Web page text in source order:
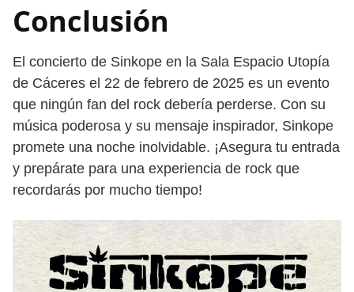
Conclusión
El concierto de Sinkope en la Sala Espacio Utopía
de Cáceres el 22 de febrero de 2025 es un evento
que ningún fan del rock debería perderse. Con su
música poderosa y su mensaje inspirador, Sinkope
promete una noche inolvidable. ¡Asegura tu entrada
y prepárate para una experiencia de rock que
recordarás por mucho tiempo!